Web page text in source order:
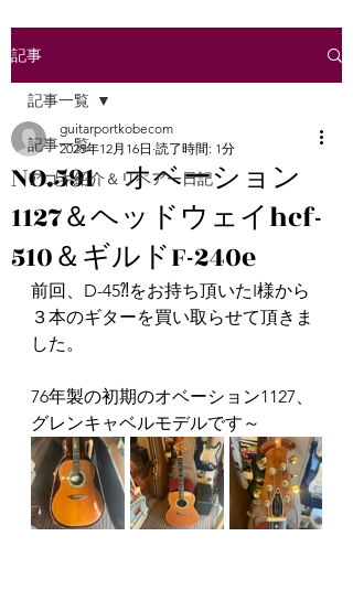
記事
記事一覧
アコギ紹介＆リペアー日記
記事一覧
NO.591 オベーション
1127＆ヘッドウェイhcf-
510＆ギルドF-240e
guitarportkobecom
2025年12月16日 読了時間: 1分
前回、D-45⁈をお持ち頂いたI様から
３本のギターを買い取らせて頂きま
した。
76年製の初期のオベーション1127、
グレンキャベルモデルです～